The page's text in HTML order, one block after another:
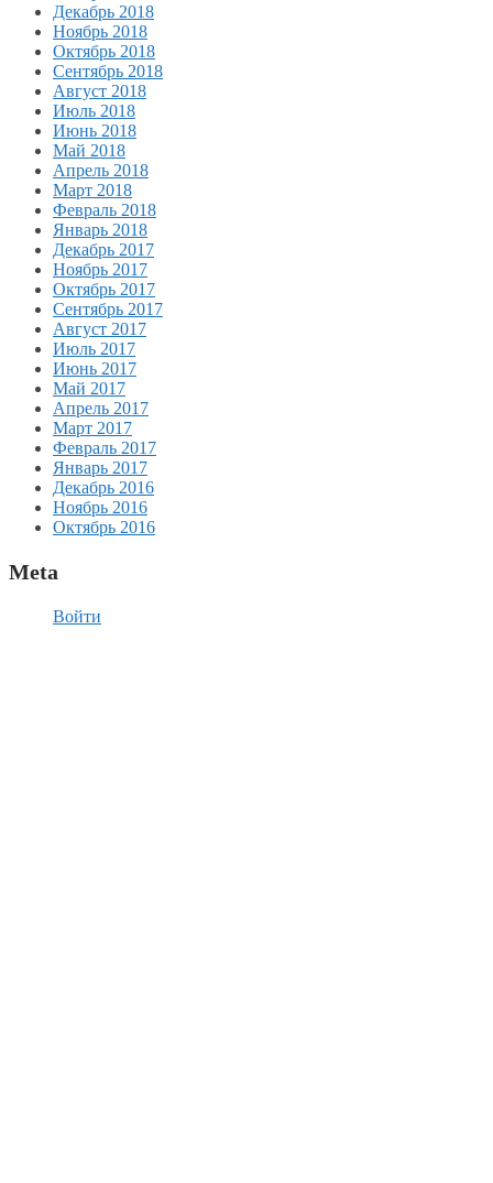
Декабрь 2018
Ноябрь 2018
Октябрь 2018
Сентябрь 2018
Август 2018
Июль 2018
Июнь 2018
Май 2018
Апрель 2018
Март 2018
Февраль 2018
Январь 2018
Декабрь 2017
Ноябрь 2017
Октябрь 2017
Сентябрь 2017
Август 2017
Июль 2017
Июнь 2017
Май 2017
Апрель 2017
Март 2017
Февраль 2017
Январь 2017
Декабрь 2016
Ноябрь 2016
Октябрь 2016
Meta
Войти